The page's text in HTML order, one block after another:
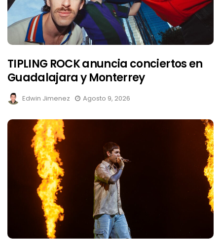
TIPLING ROCK anuncia conciertos en
Guadalajara y Monterrey
Edwin Jimenez Agosto 9, 2026